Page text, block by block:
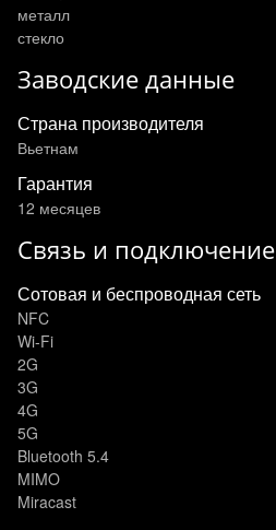
металл
стекло
Заводские данные
Страна производителя
Вьетнам
Гарантия
12 месяцев
Связь и подключение
Сотовая и беспроводная сеть
NFC
Wi-Fi
2G
3G
4G
5G
Bluetooth 5.4
MIMO
Miracast